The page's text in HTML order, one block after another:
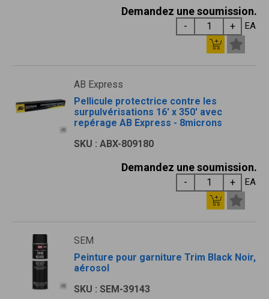
Demandez une soumission.
EA
AB Express
Pellicule protectrice contre les
surpulvérisations 16' x 350' avec
repérage AB Express - 8microns
SKU : ABX-809180
Demandez une soumission.
EA
SEM
Peinture pour garniture Trim Black Noir,
aérosol
SKU : SEM-39143